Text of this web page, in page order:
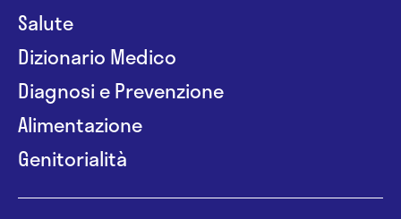
Salute
Dizionario Medico
Diagnosi e Prevenzione
Alimentazione
Genitorialità